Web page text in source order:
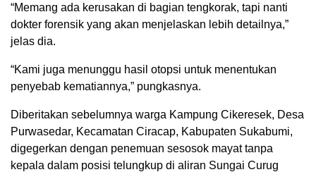
“Memang ada kerusakan di bagian tengkorak, tapi nanti
dokter forensik yang akan menjelaskan lebih detailnya,”
jelas dia.
“Kami juga menunggu hasil otopsi untuk menentukan
penyebab kematiannya,” pungkasnya.
Diberitakan sebelumnya warga Kampung Cikeresek, Desa
Purwasedar, Kecamatan Ciracap, Kabupaten Sukabumi,
digegerkan dengan penemuan sesosok mayat tanpa
kepala dalam posisi telungkup di aliran Sungai Curug